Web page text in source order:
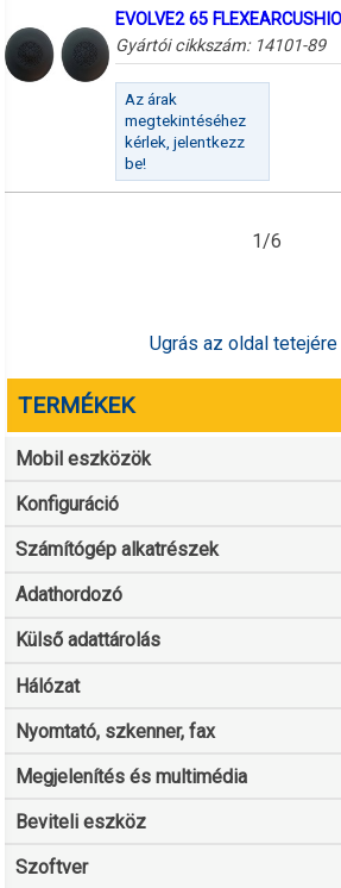
EVOLVE2 65
Gyártói cikkszám: 14101-89
Az árak
megtekintéséhez
kérlek, jelentkezz
be!
1/6
Ugrás az oldal tetejére
TERMÉKEK
Mobil eszközök
Konfiguráció
Számítógép alkatrészek
Adathordozó
Külső adattárolás
Hálózat
Nyomtató, szkenner, fax
Megjelenítés és multimédia
Beviteli eszköz
Szoftver